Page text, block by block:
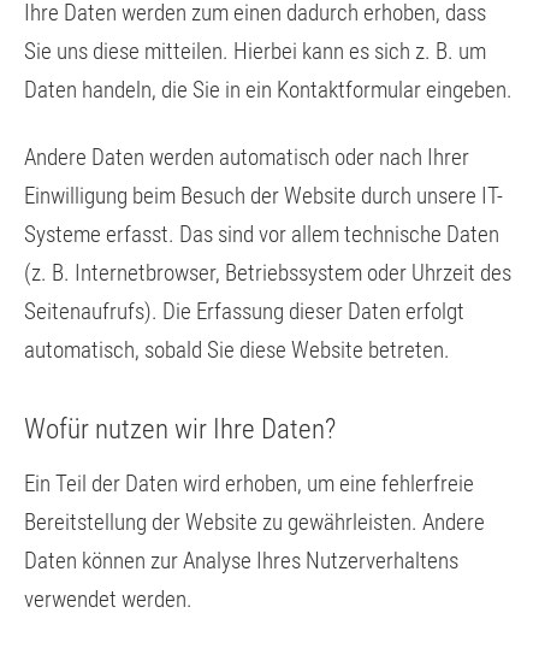
Ihre Daten werden zum einen dadurch erhoben, dass
Sie uns diese mitteilen. Hierbei kann es sich z. B. um
Daten handeln, die Sie in ein Kontaktformular eingeben.
Andere Daten werden automatisch oder nach Ihrer
Einwilligung beim Besuch der Website durch unsere IT-
Systeme erfasst. Das sind vor allem technische Daten
(z. B. Internetbrowser, Betriebssystem oder Uhrzeit des
Seitenaufrufs). Die Erfassung dieser Daten erfolgt
automatisch, sobald Sie diese Website betreten.
Wofür nutzen wir Ihre Daten?
Ein Teil der Daten wird erhoben, um eine fehlerfreie
Bereitstellung der Website zu gewährleisten. Andere
Daten können zur Analyse Ihres Nutzerverhaltens
verwendet werden.